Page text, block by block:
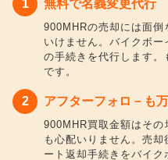
無料で名義変更代行
900MHRの売却には面
いけません。バイクボ
の手続きを代行します
です。
アフターフォロ－も
900MHR買取金額はその
も心配いりません。売
ート返却手続きをバイ